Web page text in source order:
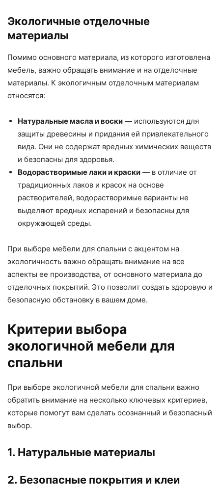
Экологичные отделочные
материалы
Помимо основного материала, из которого изготовлена
мебель, важно обращать внимание и на отделочные
материалы. К экологичным отделочным материалам
относятся:
Натуральные масла и воски — используются для
защиты древесины и придания ей привлекательного
вида. Они не содержат вредных химических веществ
и безопасны для здоровья.
Водорастворимые лаки и краски — в отличие от
традиционных лаков и красок на основе
растворителей, водорастворимые варианты не
выделяют вредных испарений и безопасны для
окружающей среды.
При выборе мебели для спальни с акцентом на
экологичность важно обращать внимание на все
аспекты ее производства, от основного материала до
отделочных покрытий. Это позволит создать здоровую и
безопасную обстановку в вашем доме.
Критерии выбора
экологичной мебели для
спальни
При выборе экологичной мебели для спальни важно
обратить внимание на несколько ключевых критериев,
которые помогут вам сделать осознанный и безопасный
выбор.
1. Натуральные материалы
2. Безопасные покрытия и клеи